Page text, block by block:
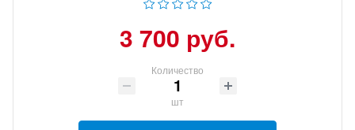
3 700 руб.
Количество
шт